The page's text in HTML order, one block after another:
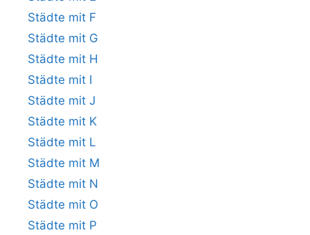
Städte mit F
Städte mit G
Städte mit H
Städte mit I
Städte mit J
Städte mit K
Städte mit L
Städte mit M
Städte mit N
Städte mit O
Städte mit P